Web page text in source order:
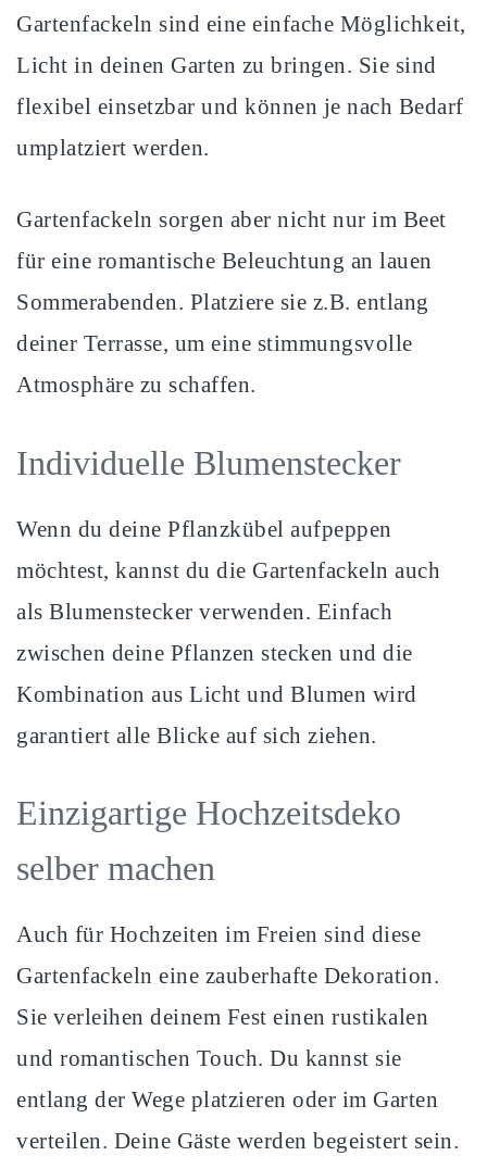
Gartenfackeln sind eine einfache Möglichkeit,
Licht in deinen Garten zu bringen. Sie sind
flexibel einsetzbar und können je nach Bedarf
umplatziert werden.
Gartenfackeln sorgen aber nicht nur im Beet
für eine romantische Beleuchtung an lauen
Sommerabenden. Platziere sie z.B. entlang
deiner Terrasse, um eine stimmungsvolle
Atmosphäre zu schaffen.
Individuelle Blumenstecker
Wenn du deine Pflanzkübel aufpeppen
möchtest, kannst du die Gartenfackeln auch
als Blumenstecker verwenden. Einfach
zwischen deine Pflanzen stecken und die
Kombination aus Licht und Blumen wird
garantiert alle Blicke auf sich ziehen.
Einzigartige Hochzeitsdeko
selber machen
Auch für Hochzeiten im Freien sind diese
Gartenfackeln eine zauberhafte Dekoration.
Sie verleihen deinem Fest einen rustikalen
und romantischen Touch. Du kannst sie
entlang der Wege platzieren oder im Garten
verteilen. Deine Gäste werden begeistert sein.